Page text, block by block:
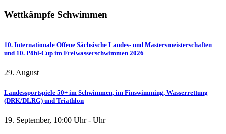
Wettkämpfe Schwimmen
10. Internationale Offene Sächsische Landes- und Mastersmeisterschaften
und 10. Pöhl-Cup im Freiwasserschwimmen 2026
29. August
Landessportspiele 50+ im Schwimmen, im Finswimming, Wasserrettung
(DRK/DLRG) und Triathlon
19. September, 10:00 Uhr - Uhr